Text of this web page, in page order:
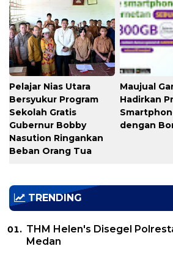
Pelajar Nias Utara
Bersyukur Program
Sekolah Gratis
Gubernur Bobby
Nasution Ringankan
Beban Orang Tua
Maujual
Hadirkan
dengan
TRENDING
THM Helen's Disegel
Medan